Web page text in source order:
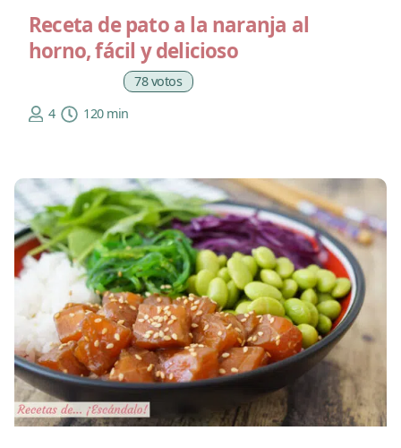
Receta de pato a la naranja al
horno, fácil y delicioso
78 votos
4
120 min